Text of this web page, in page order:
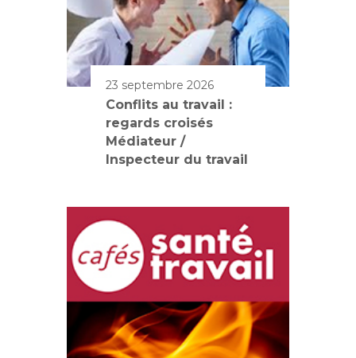
23 septembre 2026
Conflits au travail :
regards croisés
Médiateur /
Inspecteur du travail